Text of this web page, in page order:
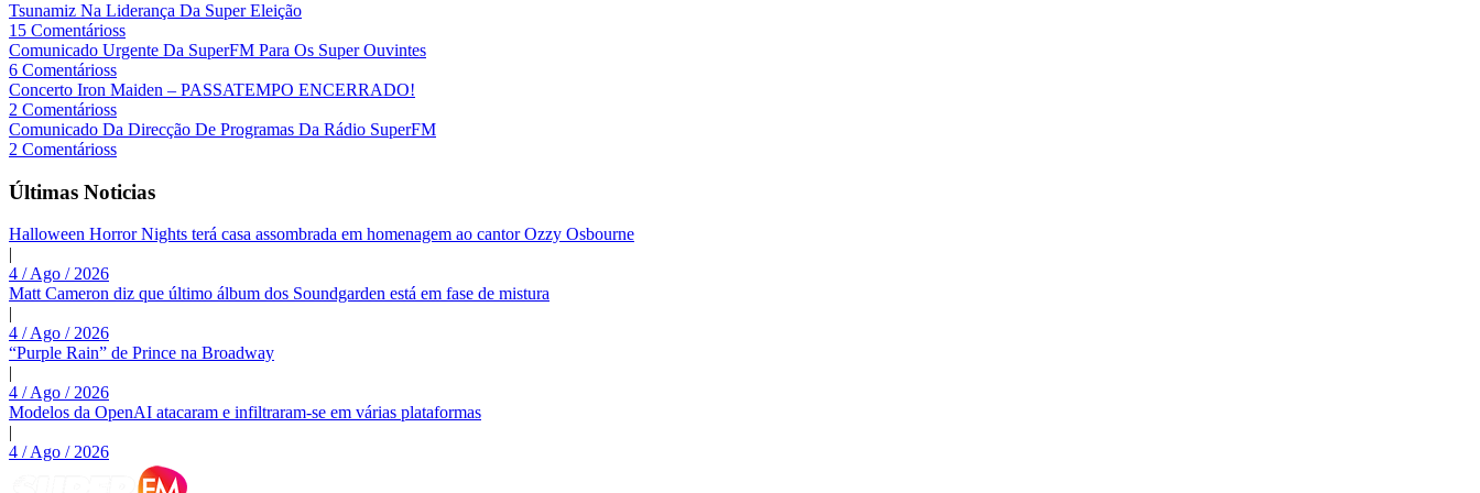
Tsunamiz Na Liderança Da Super Eleição
15 Comentárioss
Comunicado Urgente Da SuperFM Para Os Super Ouvintes
6 Comentárioss
Concerto Iron Maiden – PASSATEMPO ENCERRADO!
2 Comentárioss
Comunicado Da Direcção De Programas Da Rádio SuperFM
2 Comentárioss
Últimas Noticias
Halloween Horror Nights terá casa assombrada em homenagem ao cantor Ozzy Osbourne
|
4 / Ago / 2026
Matt Cameron diz que último álbum dos Soundgarden está em fase de mistura
|
4 / Ago / 2026
“Purple Rain” de Prince na Broadway
|
4 / Ago / 2026
Modelos da OpenAI atacaram e infiltraram-se em várias plataformas
|
4 / Ago / 2026